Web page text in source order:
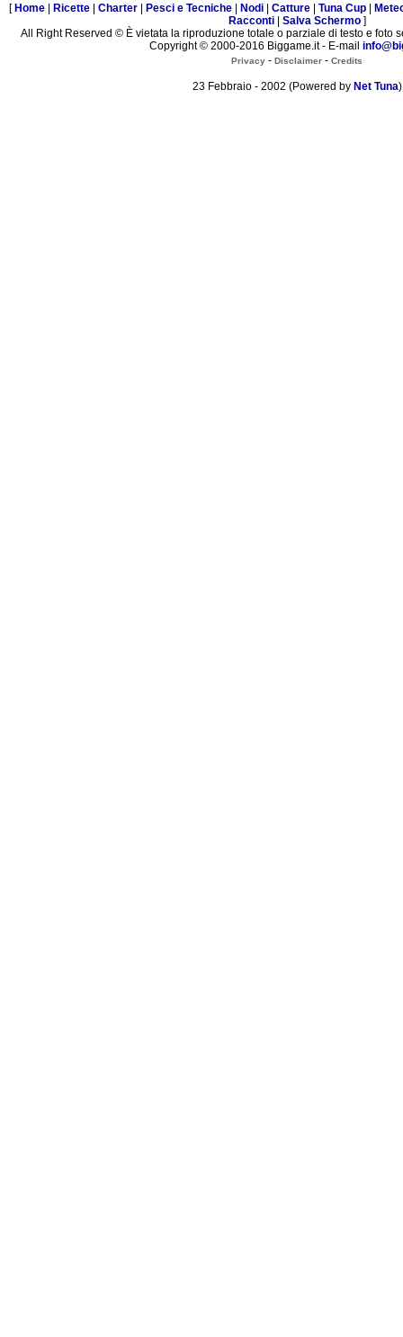
[ Home Ricette Charter Pesci e Tecniche Nodi Catture Tuna Cup
Racconti| Salva Schermo]
All Right Reserved © È vietata la riproduzione totale o parziale di testo e foto
Copyright © 2000-2016 Biggame.it - E-mail
Privacy - Disclaimer - Credits
23 Febbraio - 2002 (Powered by Net Tuna)